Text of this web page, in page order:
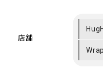
店舗